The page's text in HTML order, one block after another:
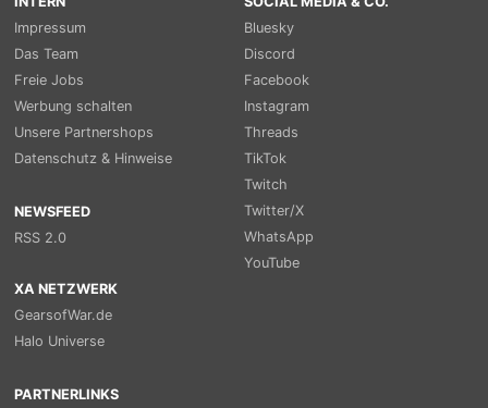
Impressum
Das Team
Freie Jobs
Werbung schalten
Unsere Partnershops
Datenschutz & Hinweise
NEWSFEED
RSS 2.0
Bluesky
Discord
Facebook
Instagram
Threads
TikTok
Twitch
Twitter/X
WhatsApp
YouTube
XA NETZWERK
GearsofWar.de
Halo Universe
PARTNERLINKS